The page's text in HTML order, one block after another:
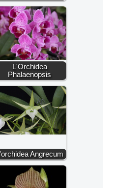
L'Orchidea
Phalaenopsis
Angrecum